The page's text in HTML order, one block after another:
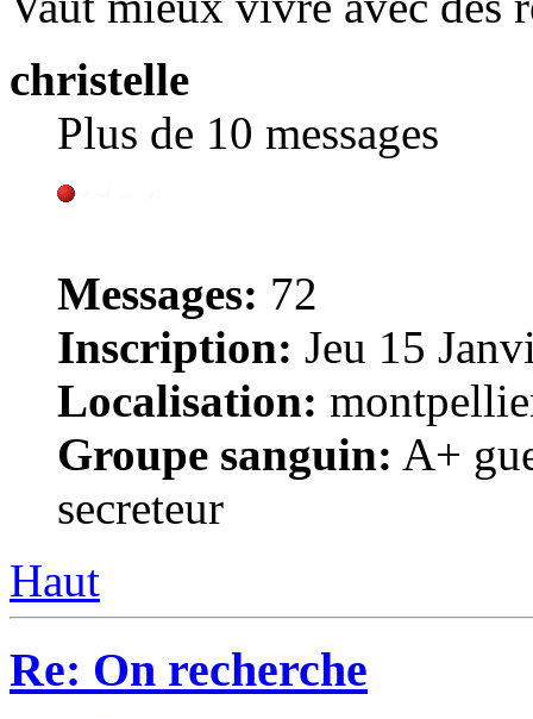
christelle
Plus de 10 messages
Messages: 72
Inscription: Jeu 15
Localisation:
Groupe sanguin: A+
secreteur
Haut
Re: On recherche